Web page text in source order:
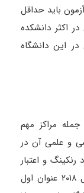
باید حداقل
اکثر دانشکده
این دانشگاه
مراکز مهم
و علمی آن در
و اعتبار
بالا از سوی دانشگاه‌ های جهانی US در سال ۲۰۱۸ عنوان اول